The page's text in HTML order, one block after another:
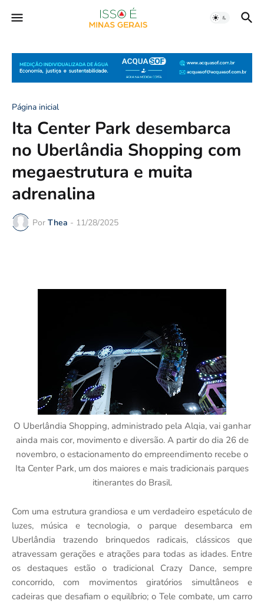
Página inicial
Ita Center Park desembarca
no Uberlândia Shopping com
megaestrutura e muita
adrenalina
Por Thea - 11/28/2025
O Uberlândia Shopping, administrado pela Alqia, vai ganhar
ainda mais cor, movimento e diversão. A partir do dia 26 de
novembro, o estacionamento do empreendimento recebe o
Ita Center Park, um dos maiores e mais tradicionais parques
itinerantes do Brasil.
Com uma estrutura grandiosa e um verdadeiro espetáculo de
luzes, música e tecnologia, o parque desembarca em
Uberlândia trazendo brinquedos radicais, clássicos que
atravessam gerações e atrações para todas as idades. Entre
os destaques estão o tradicional Crazy Dance, sempre
concorrido, com movimentos giratórios simultâneos e
cadeiras que desafiam o equilíbrio; o Tele combate, um carro